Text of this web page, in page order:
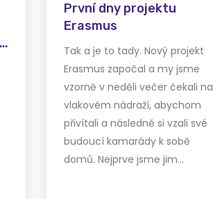
První dny projektu
Erasmus
Tak a je to tady. Nový projekt
Erasmus započal a my jsme
vzorně v neděli večer čekali na
vlakovém nádraží, abychom
přivítali a následně si vzali své
budoucí kamarády k sobě
domů. Nejprve jsme jim…